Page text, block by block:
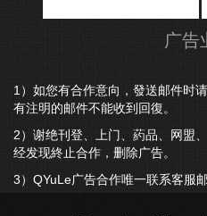
广告
1）如您有合作意向，發送邮件时
有注明的邮件不能收到回復。
2）谢绝刊登、上门、葯品、网盟
经发现終止合作，删除广告。
3）QYuLe广告合作唯一联系客服